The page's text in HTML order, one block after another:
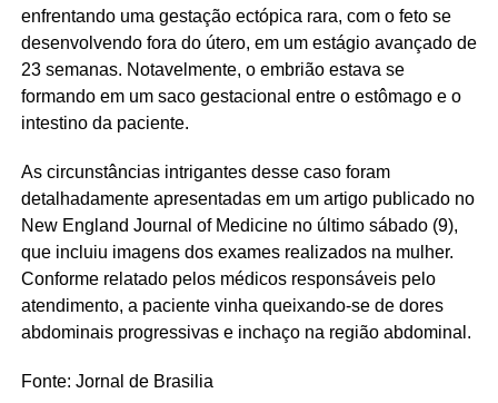
enfrentando uma gestação ectópica rara, com o feto se
desenvolvendo fora do útero, em um estágio avançado de
23 semanas. Notavelmente, o embrião estava se
formando em um saco gestacional entre o estômago e o
intestino da paciente.
As circunstâncias intrigantes desse caso foram
detalhadamente apresentadas em um artigo publicado no
New England Journal of Medicine no último sábado (9),
que incluiu imagens dos exames realizados na mulher.
Conforme relatado pelos médicos responsáveis pelo
atendimento, a paciente vinha queixando-se de dores
abdominais progressivas e inchaço na região abdominal.
Fonte: Jornal de Brasilia